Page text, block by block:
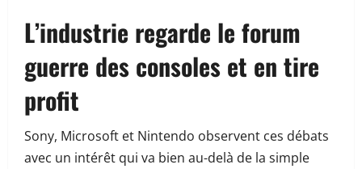
L’industrie regarde le forum
guerre des consoles et en tire
profit
Sony, Microsoft et Nintendo observent ces débats
avec un intérêt qui va bien au-delà de la simple